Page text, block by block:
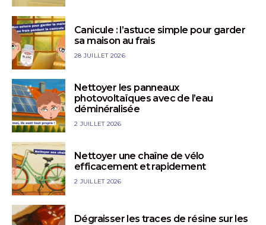
Canicule : l’astuce simple pour garder
sa maison au frais
28 JUILLET 2026
Nettoyer les panneaux
photovoltaïques avec de l’eau
déminéralisée
2 JUILLET 2026
Nettoyer une chaîne de vélo
efficacement et rapidement
2 JUILLET 2026
Dégraisser les traces de résine sur les